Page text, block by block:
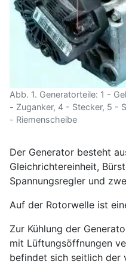
Abb. 1. Generatorteile: 1 -
- Zuganker, 4 - Stecker, 5 -
- Riemenscheibe
Der Generator besteht
Gleichrichtereinheit,
Spannungsregler und
Auf der Rotorwelle ist
Zur Kühlung der
mit Lüftungsöffnungen
befindet sich seitlich der